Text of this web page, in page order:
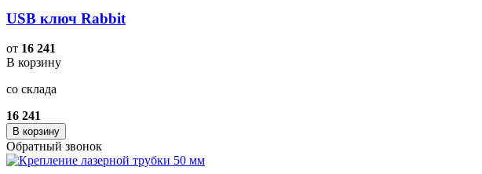
USB ключ Rabbit
от 16 241
В корзину
со склада
16 241
В корзину
Обратный звонок